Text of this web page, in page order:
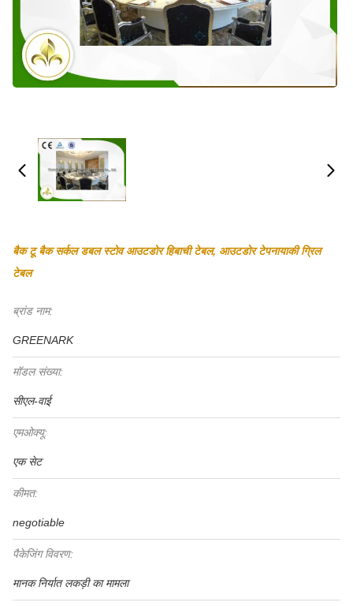
बैक टू बैक सर्कल डबल स्टोव आउटडोर हिबाची टेबल, आउटडोर टेपनायाकी ग्रिल
टेबल
ब्रांड नाम:
GREENARK
मॉडल संख्या:
सीएल-वाई
एमओक्यू:
एक सेट
कीमत:
negotiable
पैकेजिंग विवरण:
मानक निर्यात लकड़ी का मामला